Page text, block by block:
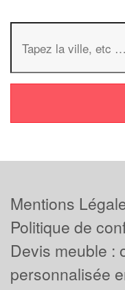
Mentions
Politique de
Devis meuble :
personnalisée